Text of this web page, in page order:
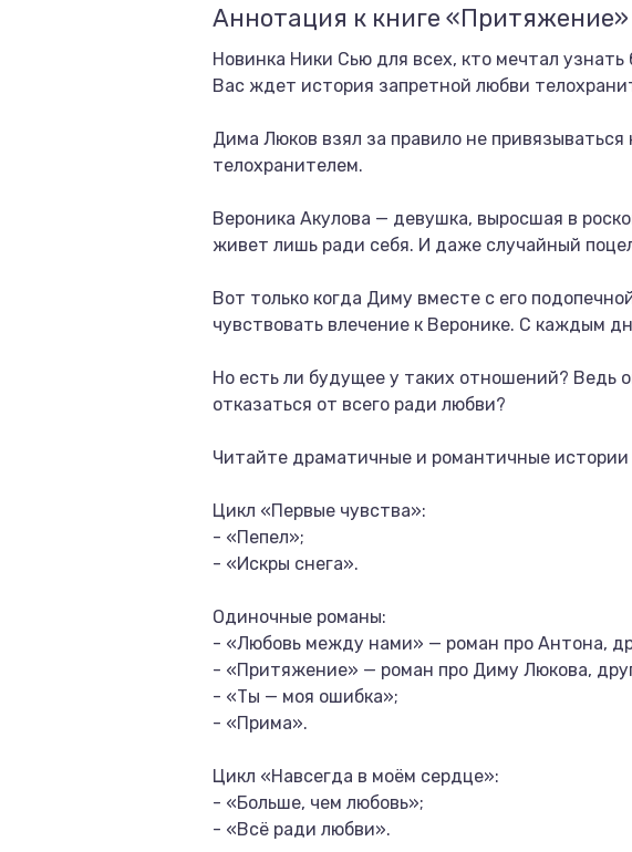
Аннотация к книге «Притяжение»
Новинка Ники Сью для всех, кто мечтал
Вас ждет история запретной любви
Дима Люков взял за правило не
телохранителем.
Вероника Акулова — девушка, выросшая в
живет лишь ради себя. И даже случайный
Вот только когда Диму вместе с его
чувствовать влечение к Веронике. С каждым
Но есть ли будущее у таких отношений?
отказаться от всего ради любви?
Читайте драматичные и романтичные
Цикл «Первые чувства»:
- «Пепел»;
- «Искры снега».
Одиночные романы:
- «Любовь между нами» — роман про Антона,
- «Притяжение» — роман про Диму Люкова,
- «Ты — моя ошибка»;
- «Прима».
Цикл «Навсегда в моём сердце»:
- «Больше, чем любовь»;
- «Всё ради любви».